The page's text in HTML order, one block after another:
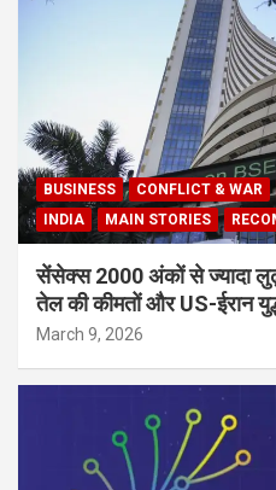
BUSINESS CONFLICT & WAR
INDIA
MAIN STORIES
सेंसेक्स 2000 अंकों से ज्यादा
तेल की कीमतों और US-ईरान
March 9, 2026